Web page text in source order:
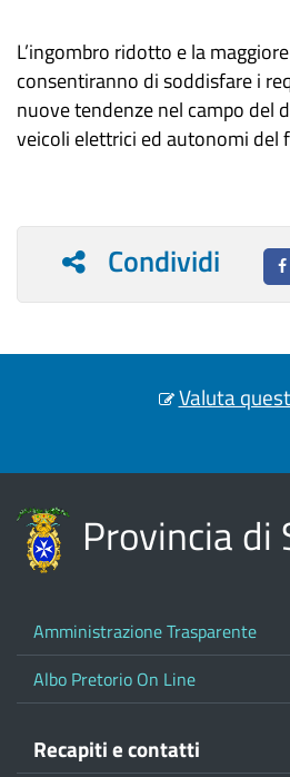
L’ingombro ridotto e la
consentiranno di soddisfare i
nuove tendenze nel campo del
veicoli elettrici ed autonomi del
Condividi
Valuta
Provincia di
Amministrazione Trasparente
Albo Pretorio On Line
Recapiti e contatti